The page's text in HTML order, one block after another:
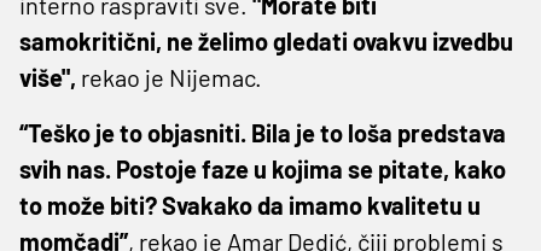
samokritični, ne želimo gledati ovakvu izvedbu
više", rekao je Nijemac.
“Teško je to objasniti. Bila je to loša predstava
svih nas. Postoje faze u kojima se pitate, kako
to može biti? Svakako da imamo kvalitetu u
momčadi”, rekao je Amar Dedić, čiji problemi s